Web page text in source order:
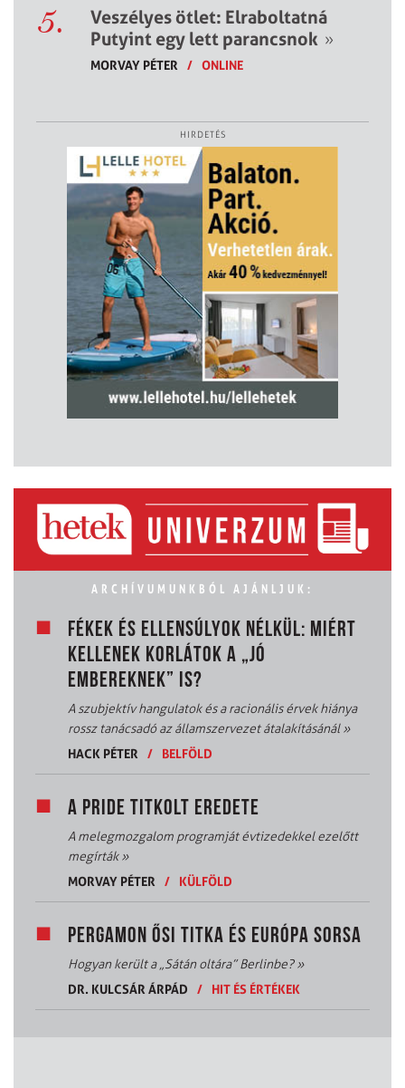
5.
Veszélyes ötlet: Elraboltatná
Putyint egy lett parancsnok »
MORVAY PÉTER / ONLINE
HIRDETÉS
ARCHÍVUMUNKBÓL AJÁNLJUK:
FÉKEK ÉS ELLENSÚLYOK NÉLKÜL: MIÉRT
KELLENEK KORLÁTOK A „JÓ
EMBEREKNEK” IS?
A szubjektív hangulatok és a racionális érvek hiánya
rossz tanácsadó az államszervezet átalakításánál»
HACK PÉTER / BELFÖLD
A PRIDE TITKOLT EREDETE
A melegmozgalom programját évtizedekkel ezelőtt
megírták»
MORVAY PÉTER / KÜLFÖLD
PERGAMON ŐSI TITKA ÉS EURÓPA SORSA
Hogyan került a „Sátán oltára” Berlinbe?»
DR. KULCSÁR ÁRPÁD
/ HIT ÉS ÉRTÉKEK